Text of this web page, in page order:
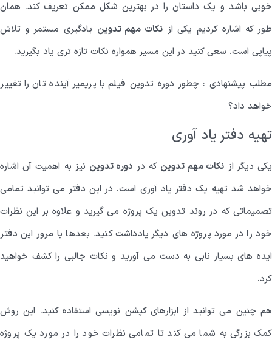
خوبی باشد و یک داستان را در بهترین شکل ممکن تعریف کند. همان
طور که اشاره کردیم یکی از نکات مهم تدوین یادگیری مستمر و تلاش
پیاپی است. سعی کنید در این مسیر همواره نکات تازه تری یاد بگیرید.
مطلب پیشنهادی : چطور دوره تدوین فیلم با پریمیر آینده تان را تغییر
خواهد داد؟
تهیه دفتر یاد آوری
یکی دیگر از نکات مهم تدوین که در دوره تدوین نیز به اهمیت آن اشاره
خواهد شد تهیه یک دفتر یاد آوری است. در این دفتر می توانید تمامی
تصمیماتی که در روند تدوین یک پروژه می گیرید و علاوه بر این نظرات
خود را در مورد پروژه های دیگر یادداشت کنید. بعدها با مرور این دفتر
ایده های بسیار نابی به دست می آورید و نکات جالبی را کشف خواهید
کرد.
هم چنین می توانید از ابزارهای کپشن نویسی استفاده کنید. این روش
کمک بزرگی به شما می کند تا تمامی نظرات خود را در مورد یک پروژه